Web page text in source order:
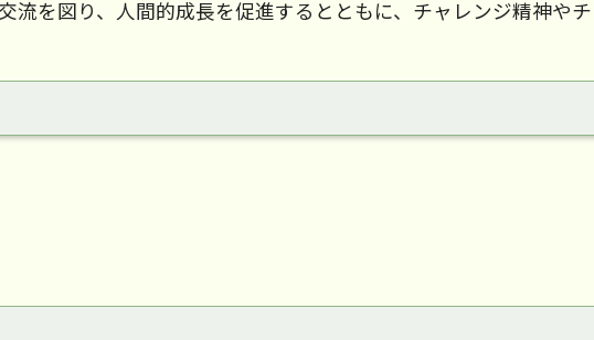
流を図り、人間的成長を促進するとともに、チャレンジ精神やチ